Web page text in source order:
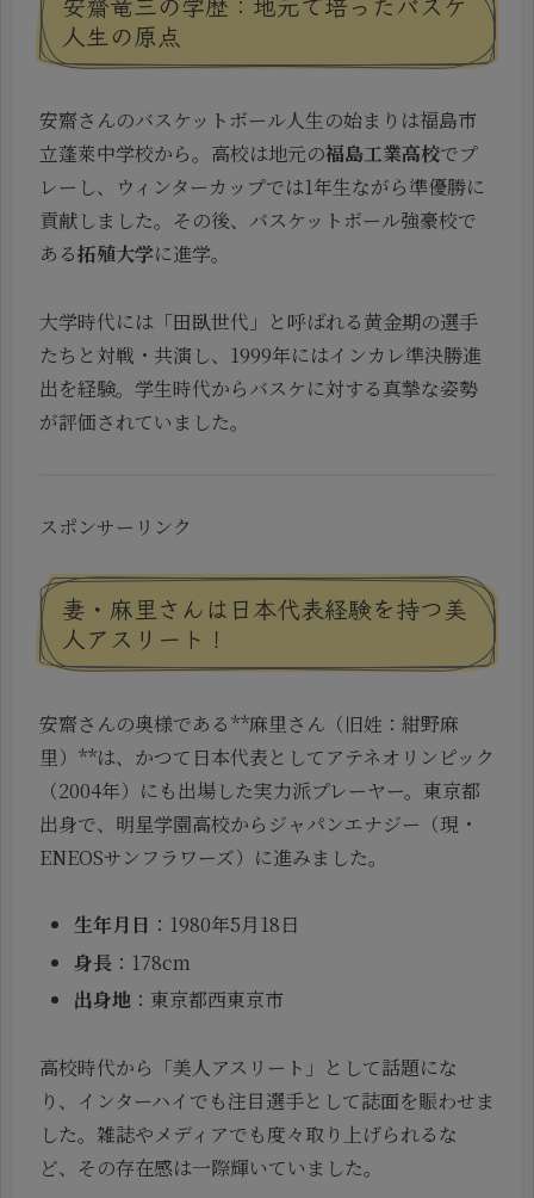
人生の原点
安齋さんのバスケットボール人生の始まりは福島市
立蓬萊中学校から。高校は地元の福島工業高校でプ
レーし、ウィンターカップでは1年生ながら準優勝に
貢献しました。その後、バスケットボール強豪校で
ある拓殖大学に進学。
大学時代には「田臥世代」と呼ばれる黄金期の選手
たちと対戦・共演し、1999年にはインカレ準決勝進
出を経験。学生時代からバスケに対する真摯な姿勢
が評価されていました。
スポンサーリンク
妻・麻里さんは日本代表経験を持つ美
人アスリート！
安齋さんの奥様である**麻里さん（旧姓：紺野麻
里）**は、かつて日本代表としてアテネオリンピック
（2004年）にも出場した実力派プレーヤー。東京都
出身で、明星学園高校からジャパンエナジー（現・
ENEOSサンフラワーズ）に進みました。
生年月日 ：1980年5月18日
身長 ：178cm
出身地 ：東京都西東京市
高校時代から「美人アスリート」として話題にな
り、インターハイでも注目選手として誌面を賑わせま
した。雑誌やメディアでも度々取り上げられるな
ど、その存在感は一際輝いていました。